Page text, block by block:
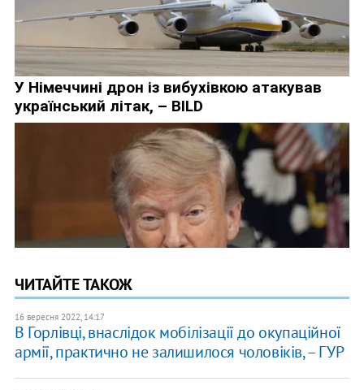
ЧИТАЙТЕ ТАКОЖ
16 вересня 2022, 14:17
В Горлівці, внаслідок мобілізації до окупаційної
армії, практично не залишилося чоловіків, – ГУР